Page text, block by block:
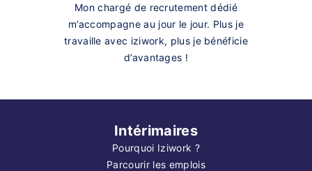
Mon chargé de recrutement dédié
m’accompagne au jour le jour. Plus je
travaille avec iziwork, plus je bénéficie
d’avantages !
Intérimaires
Pourquoi Iziwork ?
Parcourir les emplois